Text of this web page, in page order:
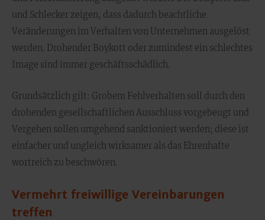
und Schlecker zeigen, dass dadurch beachtliche
Veränderungen im Verhalten von Unternehmen ausgelöst
werden. Drohender Boykott oder zumindest ein schlechtes
Image sind immer geschäftsschädlich.
Grundsätzlich gilt: Grobem Fehlverhalten soll durch den
drohenden gesellschaftlichen Ausschluss vorgebeugt und
Vergehen sollen umgehend sanktioniert werden; diese ist
einfacher und ungleich wirksamer als das Ehrenhafte
wortreich zu beschwören.
Vermehrt freiwillige Vereinbarungen
treffen